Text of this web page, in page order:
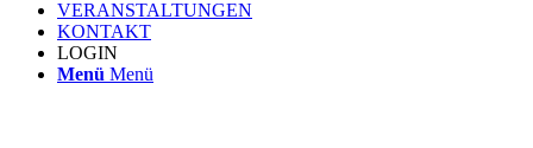
VERANSTALTUNGEN
KONTAKT
LOGIN
Menü Menü